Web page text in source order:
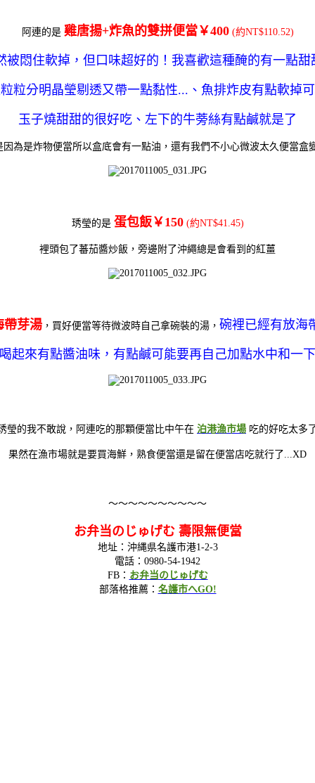
阿連的是 雞唐揚+炸魚的雙拼便當￥400(約NT$110.52)
被悶住軟掉，但口味超好的！我喜歡這種醃的有一點甜
粒分明晶瑩剔透又帶一點黏性... 、魚排炸皮有點軟掉
玉子燒甜甜的很好吃、 左下的牛蒡絲有點鹹就是了
因為是炸物便當所以盒底會有一點油，還有我們不小心微波太久便當盒
琇瑩的是 蛋包飯￥150(約NT$41.45)
裡頭包了蕃茄醬炒飯，旁邊附了沖繩總是會看到的紅薑
帶芽湯 ，買好便當等待微波時自己拿碗裝的湯， 碗裡已經有放海
喝起來有點醬油味，有點鹹可能要再自己加點水中和一下
瑩的我不敢說，阿連吃的那顆便當比中午在 泊港漁市場 吃的好吃太多
果然在漁市場就是要買海鮮，熟食便當還是留在便當店吃就行了...XD
～～～～～～～～～～
お弁当のじゅげむ 壽限無便當
地址：沖縄県名護市港1-2-3
電話：0980-54-1942
FB： お弁当のじゅげむ
部落格推薦： 名護市へGO!